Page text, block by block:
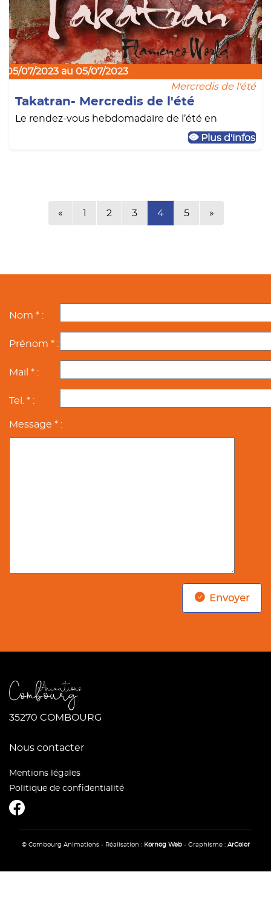
05/07/2023 au 05/07/2023
Mercredis de l'été
Takatran- Mercredis de l'été
Le rendez-vous hebdomadaire de l’été en
Plus d'infos
« Précédente
1 2 3 4 5 »
Nom * :
Prénom * :
Mail * :
Tel. * :
Message * :
Envoyer
35270 COMBOURG
Nous contacter
Mentions légales
Politique de confidentialité
© Combourg Animations - Réalisation : Kornog Web- Graphisme : ArColor